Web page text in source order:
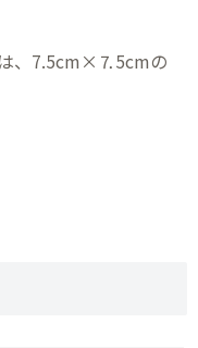
は、7.5cm×⒎5cmの